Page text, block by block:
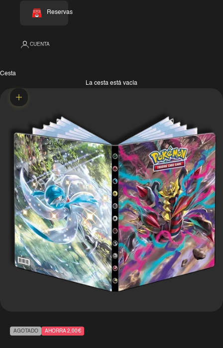
Reservas
CUENTA
Cesta
La cesta está vacía
Zoom
AGOTADO AHORRA 2,00€